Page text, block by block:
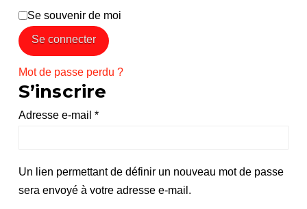
Se souvenir de moi
Se connecter
Mot de passe perdu ?
S’inscrire
Adresse e-mail *Obligatoire
Un lien permettant de définir un nouveau mot de passe
sera envoyé à votre adresse e-mail.